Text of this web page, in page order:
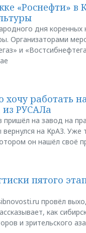
«Роснефти» в
дня коренных
Организаторами
и
хочу работать
РУСАЛа
на завод на
на КрАЗ.
он нашёл своё
пятого
провёл
как
и зрительского